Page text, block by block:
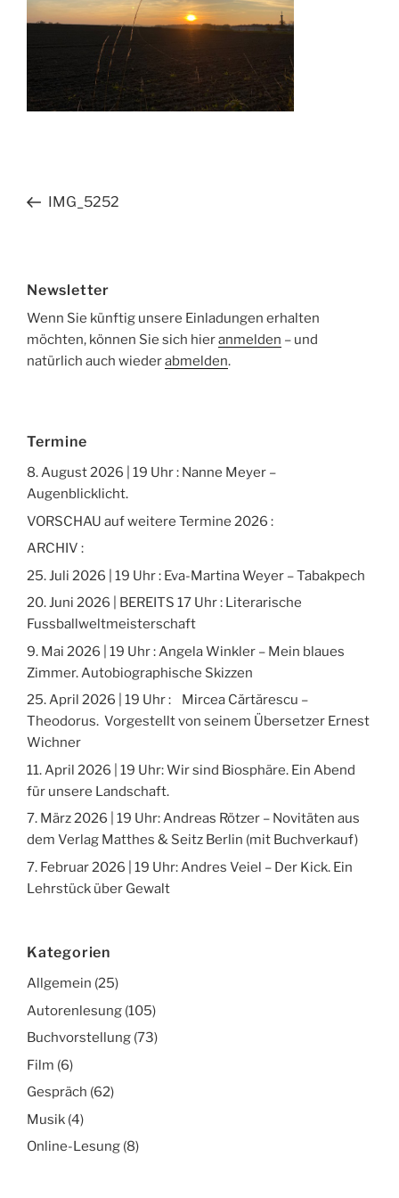
Beitragsnavigation
Vorheriger
IMG_5252
Newsletter
Wenn Sie künftig unsere Einladungen erhalten
möchten, können Sie sich hieranmelden – und
natürlich auch wiederabmelden.
Termine
8. August 2026 | 19 Uhr : Nanne Meyer –
Augenblicklicht.
VORSCHAU auf weitere Termine 2026 :
ARCHIV :
25. Juli 2026 | 19 Uhr : Eva-Martina Weyer – Tabakpech
20. Juni 2026 | BEREITS 17 Uhr : Literarische
Fussballweltmeisterschaft
9. Mai 2026 | 19 Uhr : Angela Winkler – Mein blaues
Zimmer. Autobiographische Skizzen
25. April 2026 | 19 Uhr : Mircea Cărtărescu –
Theodorus. Vorgestellt von seinem Übersetzer Ernest
Wichner
11. April 2026 | 19 Uhr: Wir sind Biosphäre. Ein Abend
für unsere Landschaft.
7. März 2026 | 19 Uhr: Andreas Rötzer – Novitäten aus
dem Verlag Matthes & Seitz Berlin (mit Buchverkauf)
7. Februar 2026 | 19 Uhr: Andres Veiel – Der Kick. Ein
Lehrstück über Gewalt
Kategorien
Allgemein (25)
Autorenlesung (105)
Buchvorstellung (73)
Film (6)
Gespräch (62)
Musik (4)
Online-Lesung (8)